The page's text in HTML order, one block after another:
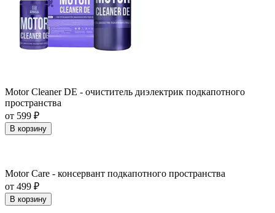
Motor Cleaner DE - очиститель диэлектрик подкапотного
пространства
от 599 ₽
В корзину
Motor Care - консервант подкапотного пространства
от 499 ₽
В корзину